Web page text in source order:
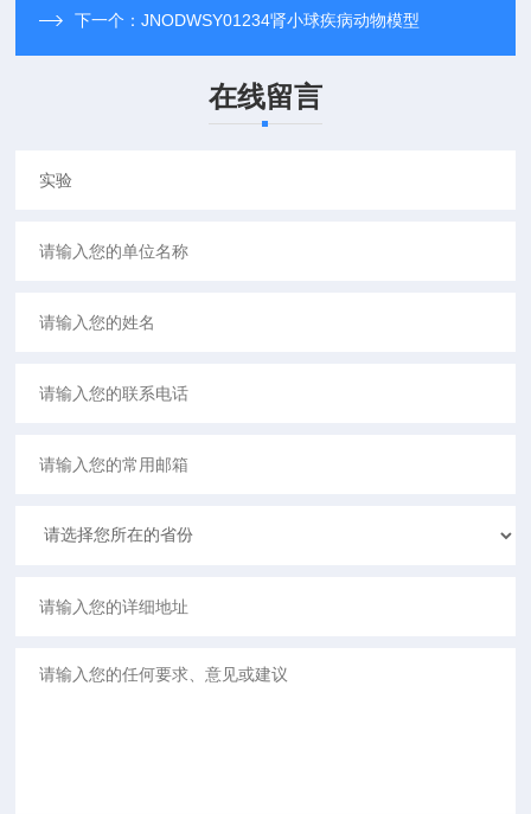
下一个：JNODWSY01234肾小球疾病动物模型
在线留言